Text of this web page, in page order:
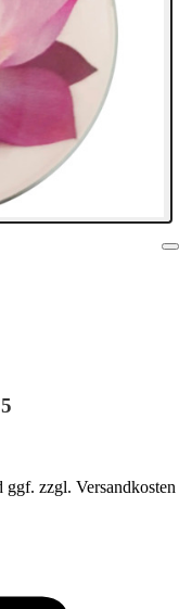
zzgl. Versandkosten